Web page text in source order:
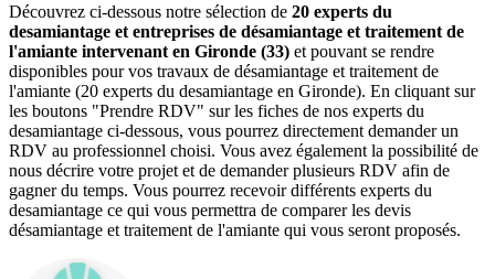
Découvrez ci-dessous notre sélection de 20 experts du
desamiantage et entreprises de désamiantage et traitement de
l'amiante intervenant en Gironde (33) et pouvant se rendre
disponibles pour vos travaux de désamiantage et traitement de
l'amiante (20 experts du desamiantage en Gironde). En cliquant sur
les boutons "Prendre RDV" sur les fiches de nos experts du
desamiantage ci-dessous, vous pourrez directement demander un
RDV au professionnel choisi. Vous avez également la possibilité de
nous décrire votre projet et de demander plusieurs RDV afin de
gagner du temps. Vous pourrez recevoir différents experts du
desamiantage ce qui vous permettra de comparer les devis
désamiantage et traitement de l'amiante qui vous seront proposés.